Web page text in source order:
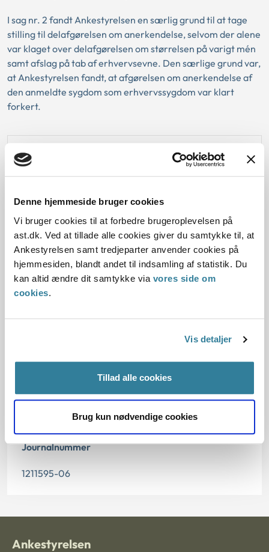
Denne hjemmeside bruger cookies
Vi bruger cookies til at forbedre brugeroplevelsen på
ast.dk. Ved at tillade alle cookies giver du samtykke til, at
Ankestyrelsen samt tredjeparter anvender cookies på
hjemmesiden, blandt andet til indsamling af statistik. Du
kan altid ændre dit samtykke via vores side om
cookies.
Vis detaljer
Tillad alle cookies
Brug kun nødvendige cookies
I sag nr. 2 fandt Ankestyrelsen en særlig grund til at tage
stilling til delafgørelsen om anerkendelse, selvom der alene
var klaget over delafgørelsen om størrelsen på varigt mén
samt afslag på tab af erhvervsevne. Den særlige grund var,
at Ankestyrelsen fandt, at afgørelsen om anerkendelse af
den anmeldte sygdom som erhvervssygdom var klart
forkert.
Love:
Afgørelse:
Dato for underskrift
Paragraf
§ 5 § 7 § 18 § 12 § 68 § 17
Journalnummer
1211595-06
Ankestyrelsen